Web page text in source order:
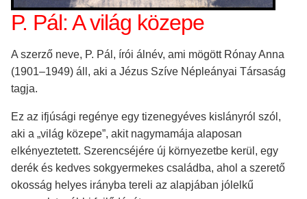
P. Pál: A világ közepe
A szerző neve, P. Pál, írói álnév, ami mögött Rónay Anna
(1901–1949) áll, aki a Jézus Szíve Népleányai Társaság
tagja.
Ez az ifjúsági regénye egy tizenegyéves kislányról szól,
aki a „világ közepe”, akit nagymamája alaposan
elkényeztetett. Szerencséjére új környezetbe kerül, egy
derék és kedves sokgyermekes családba, ahol a szerető
okosság helyes irányba tereli az alapjában jólelkű